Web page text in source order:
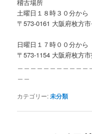
稽古場所
土曜日１８時３０分か
〒573-0161 大阪府枚方
日曜日１７時００分か
〒573-1154 大阪府枚方
カテゴリー:未分類